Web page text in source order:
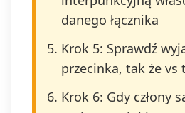
danego łącznika
Krok 5: Sprawdź
przecinka, tak że vs
Krok 6: Gdy człony